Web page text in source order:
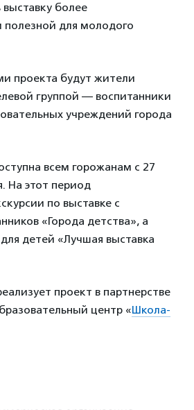
более
для молодого
проекта будут жители
группой — воспитанники
учреждений города
всем горожанам с 27
На этот период
по выставке с
«Города детства», а
детей «Лучшая выставка
проект в партнерстве
центр «Школа-